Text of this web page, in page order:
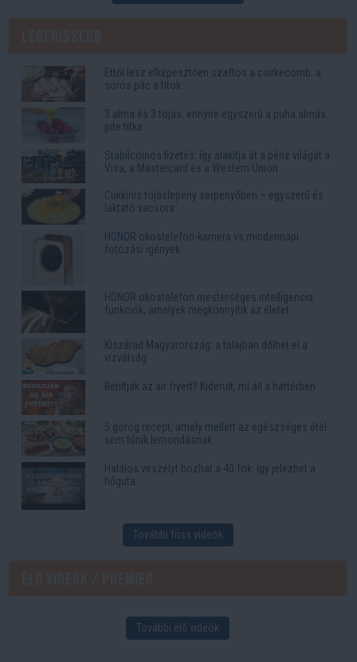
Ettől lesz elképesztően szaftos a csirkecomb: a
sörös pác a titok
3 alma és 3 tojás: ennyire egyszerű a puha almás
pite titka
Stabilcoinos fizetés: így alakítja át a pénz világát a
Visa, a Mastercard és a Western Union
Cukkinis tojáslepény serpenyőben – egyszerű és
laktató vacsora
HONOR okostelefon-kamera vs mindennapi
fotózási igények
HONOR okostelefon mesterséges intelligencia
funkciók, amelyek megkönnyítik az életet
Kiszárad Magyarország: a talajban dőlhet el a
vízválság
Betiltják az air fryert? Kiderült, mi áll a háttérben
5 görög recept, amely mellett az egészséges étel
sem tűnik lemondásnak
Halálos veszélyt hozhat a 40 fok: így jelezhet a
hőguta
További friss videók
További élő videók